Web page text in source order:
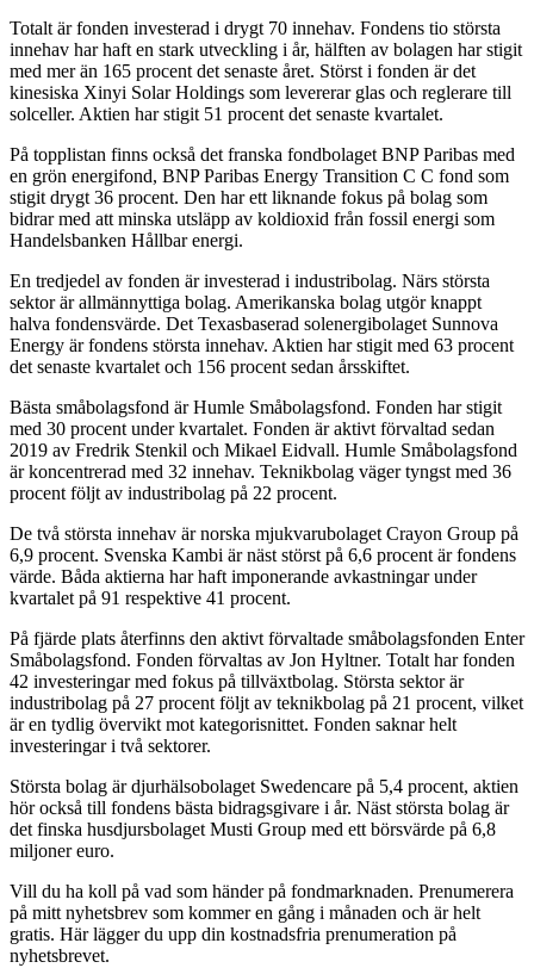
Totalt är fonden investerad i drygt 70 innehav. Fondens tio största
innehav har haft en stark utveckling i år, hälften av bolagen har stigit
med mer än 165 procent det senaste året. Störst i fonden är det
kinesiska Xinyi Solar Holdings som levererar glas och reglerare till
solceller. Aktien har stigit 51 procent det senaste kvartalet.
På topplistan finns också det franska fondbolaget BNP Paribas med
en grön energifond, BNP Paribas Energy Transition C C fond som
stigit drygt 36 procent. Den har ett liknande fokus på bolag som
bidrar med att minska utsläpp av koldioxid från fossil energi som
Handelsbanken Hållbar energi.
En tredjedel av fonden är investerad i industribolag. Närs största
sektor är allmännyttiga bolag. Amerikanska bolag utgör knappt
halva fondensvärde. Det Texasbaserad solenergibolaget Sunnova
Energy är fondens största innehav. Aktien har stigit med 63 procent
det senaste kvartalet och 156 procent sedan årsskiftet.
Bästa småbolagsfond är Humle Småbolagsfond. Fonden har stigit
med 30 procent under kvartalet. Fonden är aktivt förvaltad sedan
2019 av Fredrik Stenkil och Mikael Eidvall. Humle Småbolagsfond
är koncentrerad med 32 innehav. Teknikbolag väger tyngst med 36
procent följt av industribolag på 22 procent.
De två största innehav är norska mjukvarubolaget Crayon Group på
6,9 procent. Svenska Kambi är näst störst på 6,6 procent är fondens
värde. Båda aktierna har haft imponerande avkastningar under
kvartalet på 91 respektive 41 procent.
På fjärde plats återfinns den aktivt förvaltade småbolagsfonden Enter
Småbolagsfond. Fonden förvaltas av Jon Hyltner. Totalt har fonden
42 investeringar med fokus på tillväxtbolag. Största sektor är
industribolag på 27 procent följt av teknikbolag på 21 procent, vilket
är en tydlig övervikt mot kategorisnittet. Fonden saknar helt
investeringar i två sektorer.
Största bolag är djurhälsobolaget Swedencare på 5,4 procent, aktien
hör också till fondens bästa bidragsgivare i år. Näst största bolag är
det finska husdjursbolaget Musti Group med ett börsvärde på 6,8
miljoner euro.
Vill du ha koll på vad som händer på fondmarknaden. Prenumerera
på mitt nyhetsbrev som kommer en gång i månaden och är helt
gratis. Här lägger du upp din kostnadsfria prenumeration på
nyhetsbrevet.